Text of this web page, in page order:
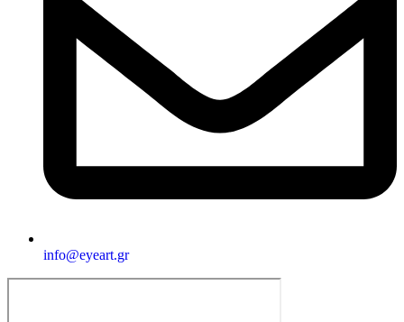
info@eyeart.gr